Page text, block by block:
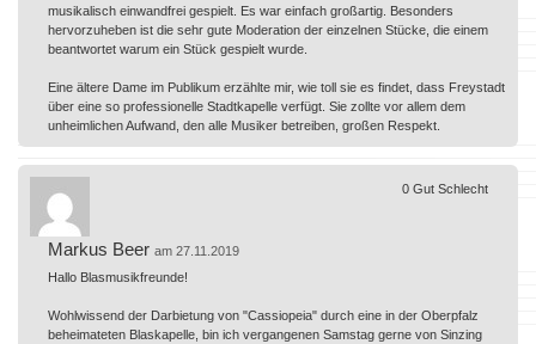
musikalisch einwandfrei gespielt. Es war einfach großartig. Besonders
hervorzuheben ist die sehr gute Moderation der einzelnen Stücke, die einem
beantwortet warum ein Stück gespielt wurde.
Eine ältere Dame im Publikum erzählte mir, wie toll sie es findet, dass Freystadt
über eine so professionelle Stadtkapelle verfügt. Sie zollte vor allem dem
unheimlichen Aufwand, den alle Musiker betreiben, großen Respekt.
Markus Beer am 27.11.2019
Hallo Blasmusikfreunde!
Wohlwissend der Darbietung von "Cassiopeia" durch eine in der Oberpfalz
beheimateten Blaskapelle, bin ich vergangenen Samstag gerne von Sinzing
0 Gut Schlecht